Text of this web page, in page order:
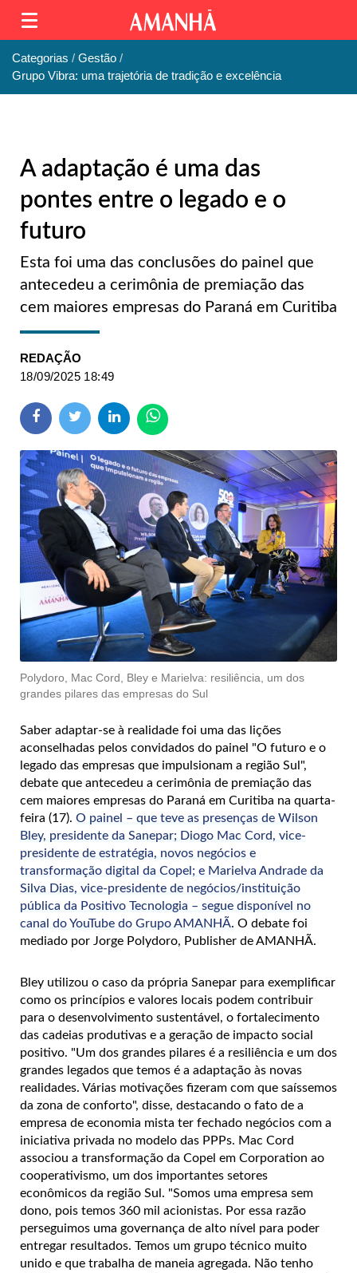
Categorias
Gestão
Grupo Vibra: uma trajetória de tradição e excelência
A adaptação é uma das
pontes entre o legado e o
futuro
Esta foi uma das conclusões do painel que
antecedeu a cerimônia de premiação das
cem maiores empresas do Paraná em Curitiba
REDAÇÃO
18/09/2025 18:49
Polydoro, Mac Cord, Bley e Marielva: resiliência, um dos
grandes pilares das empresas do Sul
Saber adaptar-se à realidade foi uma das lições
aconselhadas pelos convidados do painel "O futuro e o
legado das empresas que impulsionam a região Sul",
debate que antecedeu a cerimônia de premiação das
cem maiores empresas do Paraná em Curitiba na quarta-
feira (17). O painel – que teve as presenças de Wilson
Bley, presidente da Sanepar; Diogo Mac Cord, vice-
presidente de estratégia, novos negócios e
transformação digital da Copel; e Marielva Andrade da
Silva Dias, vice-presidente de negócios/instituição
pública da Positivo Tecnologia – segue disponível no
canal do YouTube do Grupo AMANHÃ. O debate foi
mediado por Jorge Polydoro, Publisher de AMANHÃ.
Bley utilizou o caso da própria Sanepar para exemplificar
como os princípios e valores locais podem contribuir
para o desenvolvimento sustentável, o fortalecimento
das cadeias produtivas e a geração de impacto social
positivo. "Um dos grandes pilares é a resiliência e um dos
grandes legados que temos é a adaptação às novas
realidades. Várias motivações fizeram com que saíssemos
da zona de conforto", disse, destacando o fato de a
empresa de economia mista ter fechado negócios com a
iniciativa privada no modelo das PPPs. Mac Cord
associou a transformação da Copel em Corporation ao
cooperativismo, um dos importantes setores
econômicos da região Sul. "Somos uma empresa sem
dono, pois temos 360 mil acionistas. Por essa razão
perseguimos uma governança de alto nível para poder
entregar resultados. Temos um grupo técnico muito
unido e que trabalha de maneia agregada. Não tenho